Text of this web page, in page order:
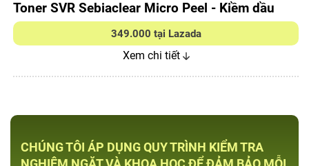
Toner SVR Sebiaclear Micro Peel - Kiềm dầu
349.000 tại Lazada
Xem chi tiết
CHÚNG TÔI ÁP DỤNG QUY TRÌNH KIỂM TRA